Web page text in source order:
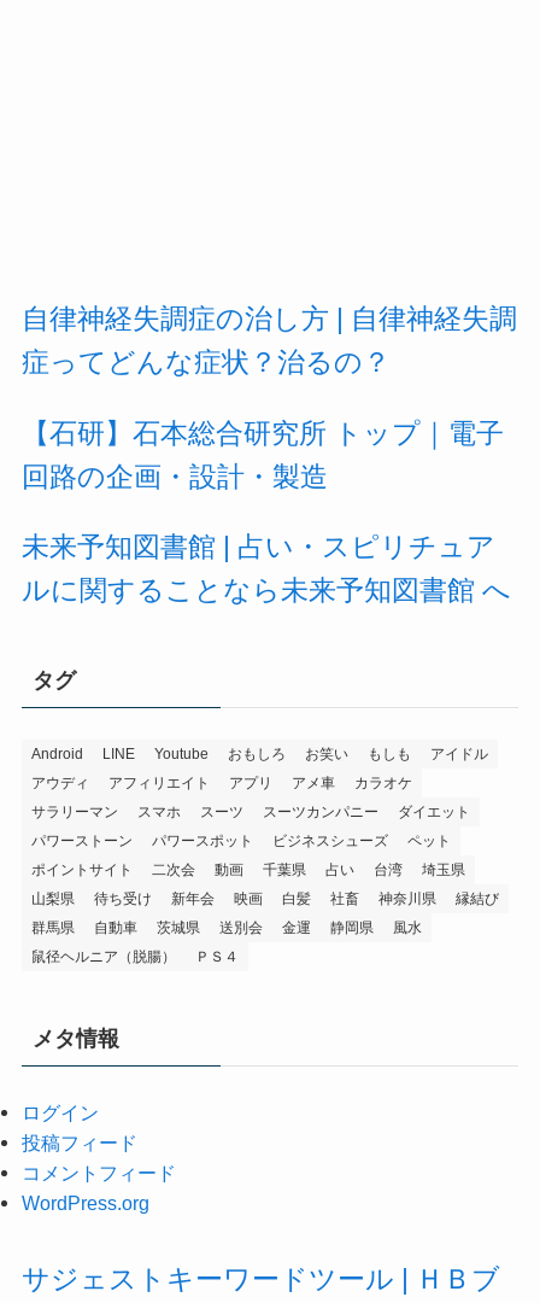
自律神経失調症の治し方 | 自律神経失調
症ってどんな症状？治るの？
【石研】石本総合研究所 トップ｜電子
回路の企画・設計・製造
未来予知図書館 | 占い・スピリチュア
ルに関することなら未来予知図書館 へ
タグ
Android LINE Youtube おもしろ お笑い もしも
アイドル
アウディ
アフィリエイト アプリ アメ車
カラオケ
サラリーマン
スマホ スーツ スーツカンパニー
ダイエット
パワーストーン
パワースポット ビジネスシューズ
ペット
ポイントサイト
二次会 動画 千葉県 占い 台湾
埼玉県
山梨県
待ち受け 新年会 映画 白髪 社畜 神奈川県
縁結び
群馬県
自動車 茨城県 送別会 金運 静岡県
風水
鼠径ヘルニア（脱腸）
ＰＳ４
メタ情報
ログイン
投稿フィード
コメントフィード
WordPress.org
サジェストキーワードツール | ＨＢブ